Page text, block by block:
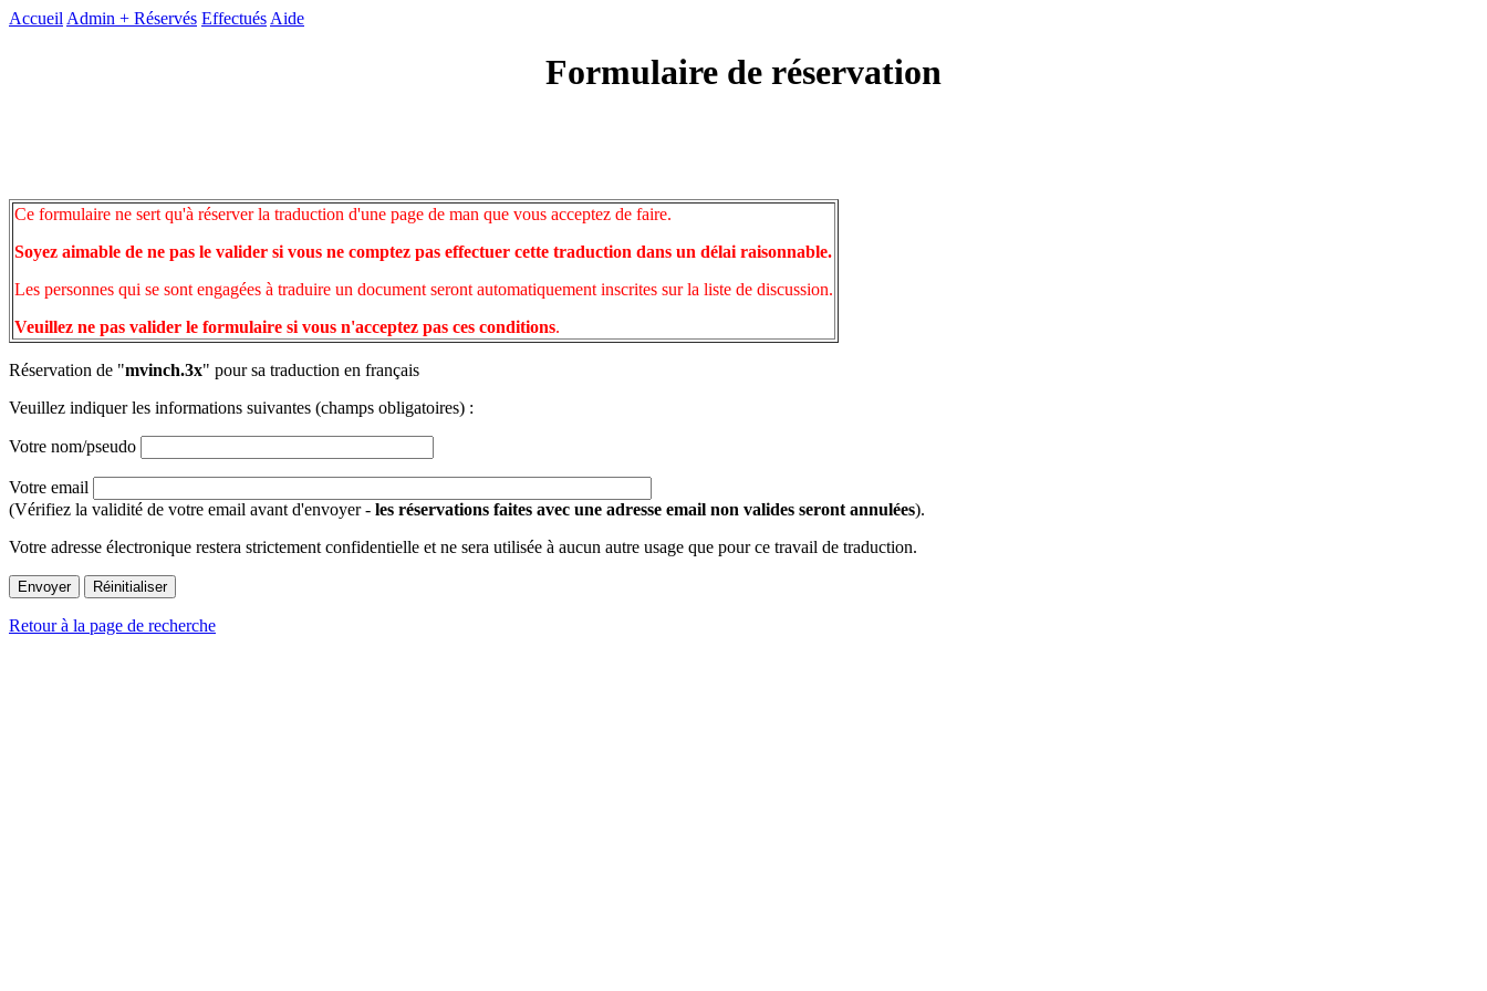
Accueil Admin + Réservés Effectués Aide
Formulaire de réservation
Ce formulaire ne sert qu'à réserver la traduction d'une page de man que vous acceptez de faire.
Soyez aimable de ne pas le valider si vous ne comptez pas effectuer cette traduction dans un délai raisonnable.
Les personnes qui se sont engagées à traduire un document seront automatiquement inscrites sur la liste de discussion.
Veuillez ne pas valider le formulaire si vous n'acceptez pas ces conditions.
Réservation de "mvinch.3x" pour sa traduction en français
Veuillez indiquer les informations suivantes (champs obligatoires) :
Votre nom/pseudo
Votre email
(Vérifiez la validité de votre email avant d'envoyer - les réservations faites avec une adresse email non valides seront annulées).
Votre adresse électronique restera strictement confidentielle et ne sera utilisée à aucun autre usage que pour ce travail de traduction.
Retour à la page de recherche